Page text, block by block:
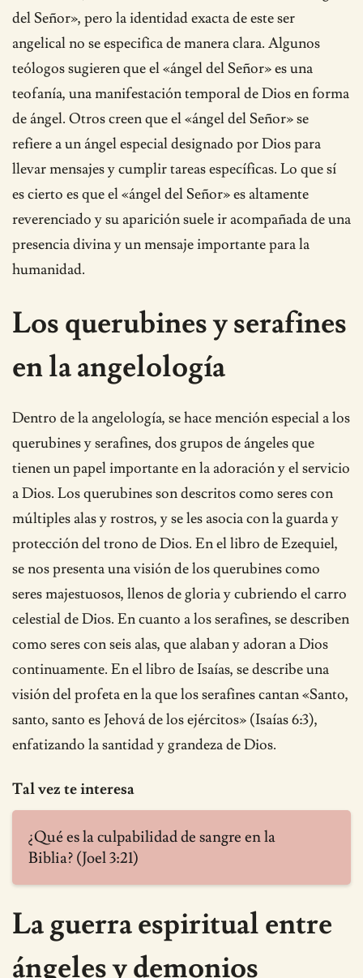
del Señor», pero la identidad exacta de este ser
angelical no se especifica de manera clara. Algunos
teólogos sugieren que el «ángel del Señor» es una
teofanía, una manifestación temporal de Dios en forma
de ángel. Otros creen que el «ángel del Señor» se
refiere a un ángel especial designado por Dios para
llevar mensajes y cumplir tareas específicas. Lo que sí
es cierto es que el «ángel del Señor» es altamente
reverenciado y su aparición suele ir acompañada de una
presencia divina y un mensaje importante para la
humanidad.
Los querubines y serafines
en la angelología
Dentro de la angelología, se hace mención especial a los
querubines y serafines, dos grupos de ángeles que
tienen un papel importante en la adoración y el servicio
a Dios. Los querubines son descritos como seres con
múltiples alas y rostros, y se les asocia con la guarda y
protección del trono de Dios. En el libro de Ezequiel,
se nos presenta una visión de los querubines como
seres majestuosos, llenos de gloria y cubriendo el carro
celestial de Dios. En cuanto a los serafines, se describen
como seres con seis alas, que alaban y adoran a Dios
continuamente. En el libro de Isaías, se describe una
visión del profeta en la que los serafines cantan «Santo,
santo, santo es Jehová de los ejércitos» (Isaías 6:3),
enfatizando la santidad y grandeza de Dios.
Tal vez te interesa
¿Qué es la culpabilidad de sangre en la
Biblia? (Joel 3:21)
La guerra espiritual entre
ángeles y demonios